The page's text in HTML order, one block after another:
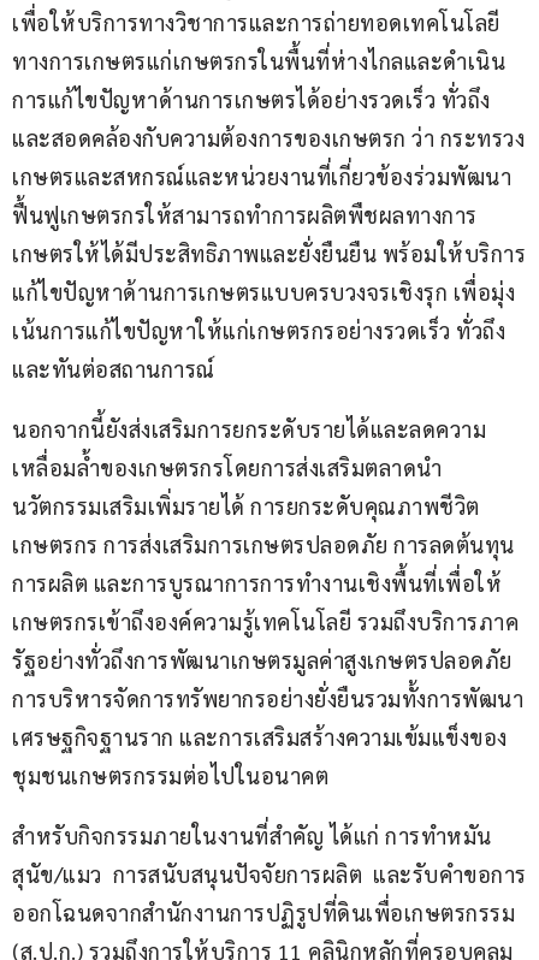
เพื่อให้บริการทางวิชาการและการถ่ายทอดเทคโนโลยี
ทางการเกษตรแก่เกษตรกรในพื้นที่ห่างไกลและดำเนิน
การแก้ไขปัญหาด้านการเกษตรได้อย่างรวดเร็ว ทั่วถึง
และสอดคล้องกับความต้องการของเกษตรก ว่า กระทรวง
เกษตรและสหกรณ์และหน่วยงานที่เกี่ยวข้องร่วมพัฒนา
ฟื้นฟูเกษตรกรให้สามารถทำการผลิตพืชผลทางการ
เกษตรให้ได้มีประสิทธิภาพและยั่งยืนยืน พร้อมให้บริการ
แก้ไขปัญหาด้านการเกษตรแบบครบวงจรเชิงรุก เพื่อมุ่ง
เน้นการแก้ไขปัญหาให้แก่เกษตรกรอย่างรวดเร็ว ทั่วถึง
และทันต่อสถานการณ์
นอกจากนี้ยังส่งเสริมการยกระดับรายได้และลดความ
เหลื่อมล้ำของเกษตรกรโดยการส่งเสริมตลาดนำ
นวัตกรรมเสริมเพิ่มรายได้ การยกระดับคุณภาพชีวิต
เกษตรกร การส่งเสริมการเกษตรปลอดภัย การลดต้นทุน
การผลิต และการบูรณาการการทำงานเชิงพื้นที่เพื่อให้
เกษตรกรเข้าถึงองค์ความรู้เทคโนโลยี รวมถึงบริการภาค
รัฐอย่างทั่วถึงการพัฒนาเกษตรมูลค่าสูงเกษตรปลอดภัย
การบริหารจัดการทรัพยากรอย่างยั่งยืนรวมทั้งการพัฒนา
เศรษฐกิจฐานราก และการเสริมสร้างความเข้มแข็งของ
ชุมชนเกษตรกรรมต่อไปในอนาคต
สำหรับกิจกรรมภายในงานที่สำคัญ ได้แก่ การทำหมัน
สุนัข/แมว  การสนับสนุนปัจจัยการผลิต  และรับคำขอการ
ออกโฉนดจากสำนักงานการปฏิรูปที่ดินเพื่อเกษตรกรรม
(ส.ป.ก.) รวมถึงการให้บริการ 11 คลินิกหลักที่ครอบคลุม